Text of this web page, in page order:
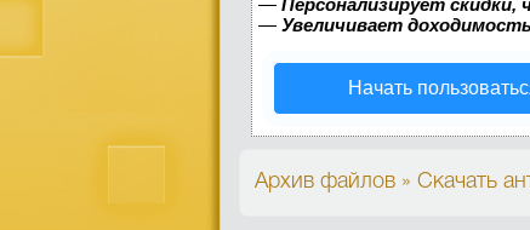
— Персонализирует
— Увеличивает
Начать
Архив файлов » Скачать